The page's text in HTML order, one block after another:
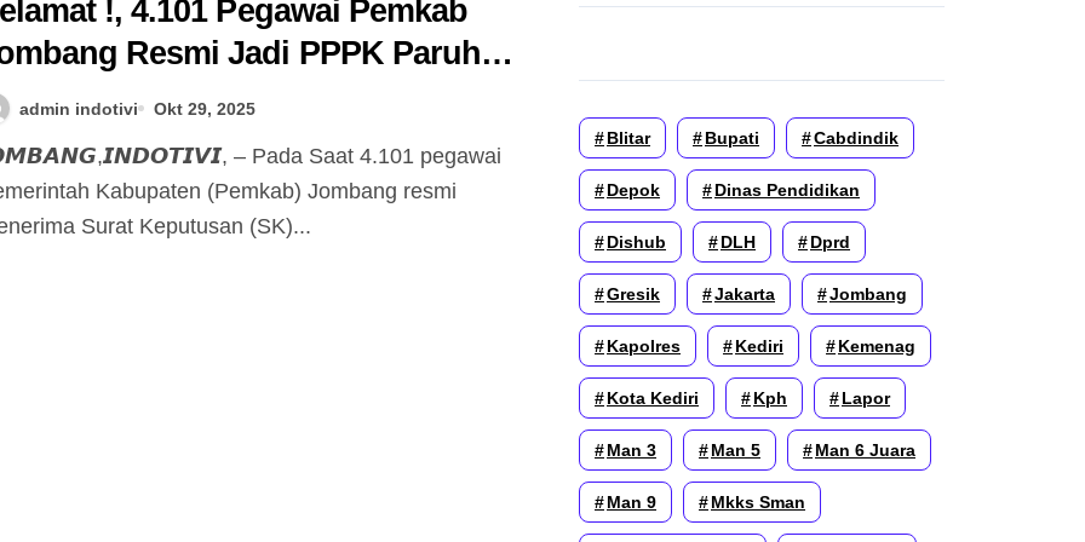
!, 4.101 Pegawai Pemkab
Resmi Jadi PPPK Paruh
admin indotivi Okt 29, 2025
Kabupaten (Pemkab) Jombang resmi
Surat Keputusan (SK)...
Blitar Bupati Cabdindik
Depok Dinas Pendidikan
Dishub DLH Dprd
Gresik Jakarta Jombang
Kapolres Kediri Kemenag
Kota Kediri Kph Lapor
Man 3 Man 5 Man 6 Juara
Man 9 Mkks Sman